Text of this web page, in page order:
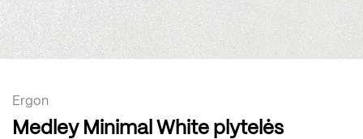
Ergon
Medley Minimal White plytelės
Specialūs pasiūlymai TOP